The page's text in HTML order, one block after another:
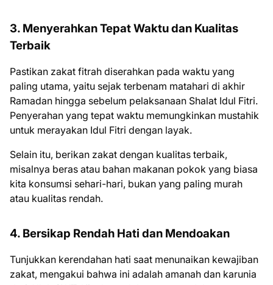
3. Menyerahkan Tepat Waktu dan Kualitas
Terbaik
Pastikan zakat fitrah diserahkan pada waktu yang
paling utama, yaitu sejak terbenam matahari di akhir
Ramadan hingga sebelum pelaksanaan Shalat Idul Fitri.
Penyerahan yang tepat waktu memungkinkan mustahik
untuk merayakan Idul Fitri dengan layak.
Selain itu, berikan zakat dengan kualitas terbaik,
misalnya beras atau bahan makanan pokok yang biasa
kita konsumsi sehari-hari, bukan yang paling murah
atau kualitas rendah.
4. Bersikap Rendah Hati dan Mendoakan
Tunjukkan kerendahan hati saat menunaikan kewajiban
zakat, mengakui bahwa ini adalah amanah dan karunia